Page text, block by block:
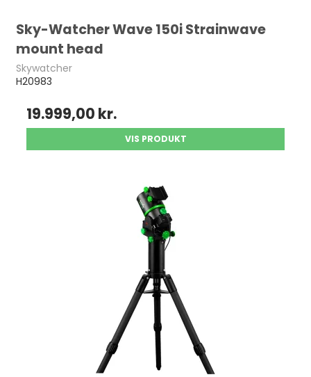
Sky-Watcher Wave 150i Strainwave
mount head
Skywatcher
H20983
19.999,00 kr.
VIS PRODUKT